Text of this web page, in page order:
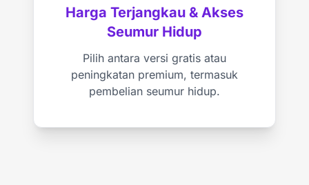
Harga Terjangkau & Akses
Seumur Hidup
Pilih antara versi gratis atau
peningkatan premium, termasuk
pembelian seumur hidup.